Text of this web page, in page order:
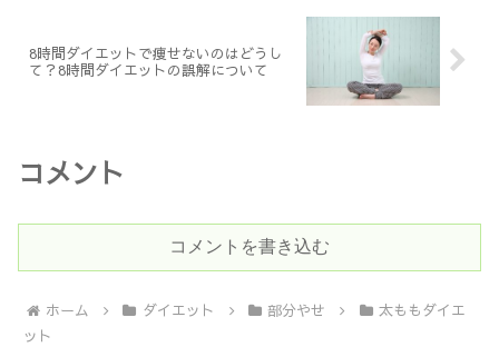
8時間ダイエットで痩せないのはどうし
て？8時間ダイエットの誤解について
コメント
コメントを書き込む
ホーム ダイエット 部分やせ
太ももダイエ
ット